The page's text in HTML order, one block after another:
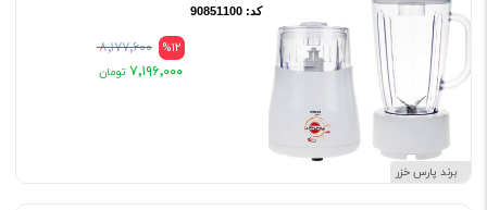
برند پارس خزر
کد: 90851100
%12 ۸٬۱۷۷٬۶۰۰
۷٬۱۹۶٬۰۰۰